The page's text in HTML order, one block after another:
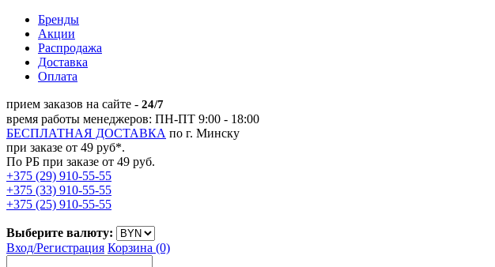
Бренды
Акции
Распродажа
Доставка
Оплата
прием заказов на сайте - 24/7
время работы менеджеров: ПН-ПТ 9:00 - 18:00
БЕСПЛАТНАЯ ДОСТАВКА по г. Минску
при заказе от 49 руб*.
По РБ при заказе от 49 руб.
+375 (29) 910-55-55
+375 (33) 910-55-55
+375 (25) 910-55-55
Выберите валюту:
Вход/Регистрация Корзина (0)